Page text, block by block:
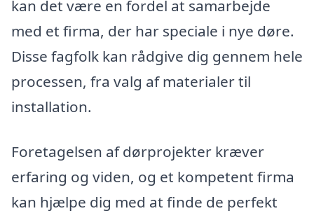
kan det være en fordel at samarbejde
med et firma, der har speciale i nye døre.
Disse fagfolk kan rådgive dig gennem hele
processen, fra valg af materialer til
installation.
Foretagelsen af dørprojekter kræver
erfaring og viden, og et kompetent firma
kan hjælpe dig med at finde de perfekt